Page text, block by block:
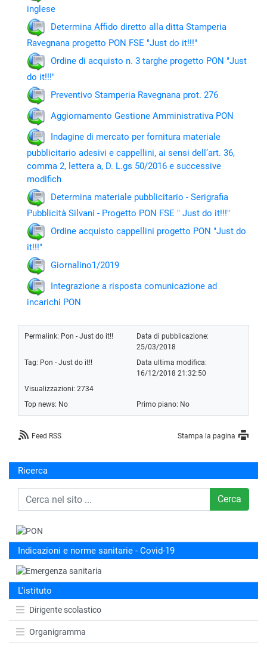
Ricerca
Cerca
Indicazioni e norme sanitarie - Covid-19
L'istituto
Dirigente scolastico
Organigramma
inglese
Determina Affido diretto alla ditta Stamperia
Ravegnana progetto PON FSE "Just do it!!!"
Ordine di acquisto n. 3 targhe progetto PON "Just
do it!!!"
Preventivo Stamperia Ravegnana prot. 276
Aggiornamento Gestione Amministrativa PON
Indagine di mercato per fornitura materiale
pubblicitario adesivi e cappellini, ai sensi dell’art. 36,
comma 2, lettera a, D. L.gs 50/2016 e successive
modifich
Determina materiale pubblicitario - Serigrafia
Pubblicità Silvani - Progetto PON FSE " Just do it!!!"
Ordine acquisto cappellini progetto PON "Just do
it!!!"
Giornalino1/2019
Integrazione a risposta comunicazione ad
incarichi PON
Permalink: Pon - Just do it!!
Data di pubblicazione:
25/03/2018
Tag: Pon - Just do it!!
Data ultima modifica:
16/12/2018 21:32:50
Visualizzazioni: 2734
Top news: No
Primo piano: No
Feed RSS Stampa la pagina